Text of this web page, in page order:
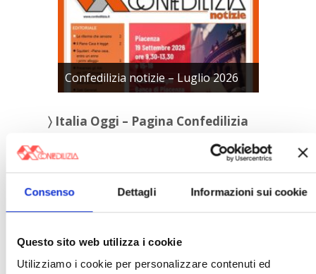
Consenso Dettagli Informazioni sui cookie
Questo sito web utilizza i cookie
Utilizziamo i cookie per personalizzare contenuti ed
Confedilizia notizie – Luglio 2026
〉 Italia Oggi – Pagina Confedilizia
Italia Oggi – Luglio 2026